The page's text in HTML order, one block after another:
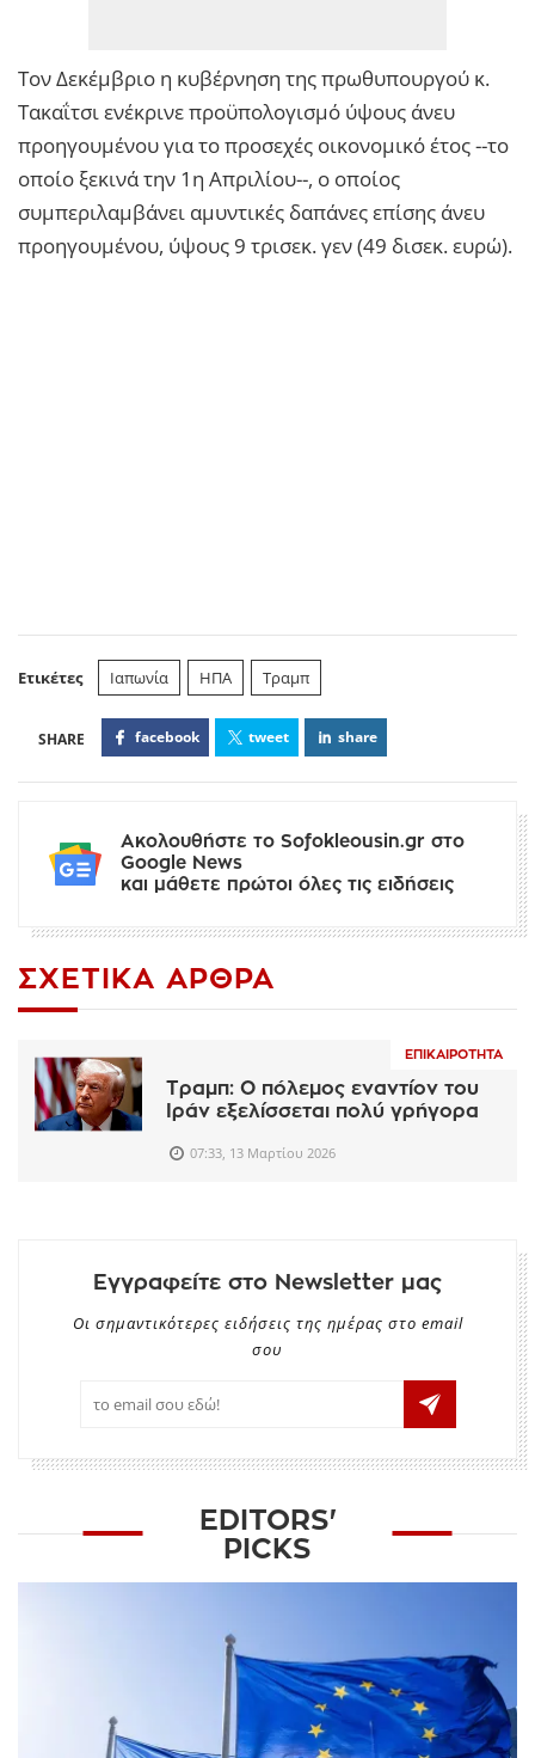
Τον Δεκέμβριο η κυβέρνηση της πρωθυπουργού κ.
Τακαΐτσι ενέκρινε προϋπολογισμό ύψους άνευ
προηγουμένου για το προσεχές οικονομικό έτος --το
οποίο ξεκινά την 1η Απριλίου--, ο οποίος
συμπεριλαμβάνει αμυντικές δαπάνες επίσης άνευ
προηγουμένου, ύψους 9 τρισεκ. γεν (49 δισεκ. ευρώ).
Ετικέτες Ιαπωνία ΗΠΑ Τραμπ
facebook tweet share
Ακολουθήστε το Sofokleousin.gr στο
Google News
και μάθετε πρώτοι όλες τις ειδήσεις
ΣΧΕΤΙΚΆ ΆΡΘΡΑ
ΕΠΙΚΑΙΡΌΤΗΤΑ
Τραμπ: O πόλεμος εναντίον του
Ιράν εξελίσσεται πολύ γρήγορα
07:33, 13 Μαρτίου 2026
Εγγραφείτε στο Newsletter μας
Οι σημαντικότερες ειδήσεις της ημέρας στο email
σου
EDITORS'
PICKS